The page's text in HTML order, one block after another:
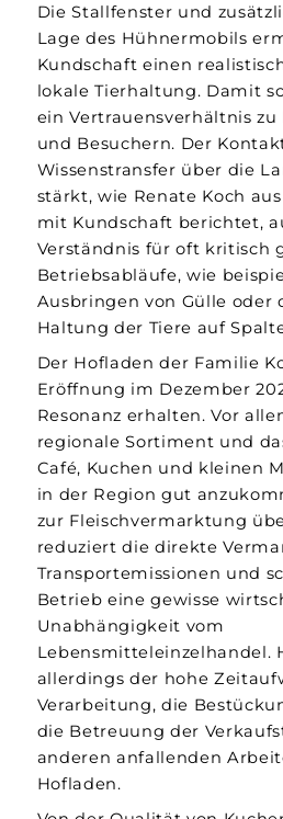
Die Stallfenster und
Lage des Hühnermobils
Kundschaft einen
lokale Tierhaltung. Damit
ein Vertrauensverhältnis zu
und Besuchern. Der
Wissenstransfer über die
stärkt, wie Renate Koch
mit Kundschaft berichtet,
Verständnis für oft kritisch
Betriebsabläufe, wie
Ausbringen von Gülle oder
Haltung der Tiere auf
Der Hofladen der Familie
Eröffnung im Dezember
Resonanz erhalten. Vor
regionale Sortiment und
Café, Kuchen und kleinen
in der Region gut
zur Fleischvermarktung
reduziert die direkte
Transportemissionen und
Betrieb eine gewisse
Unabhängigkeit vom
Lebensmitteleinzelhandel.
allerdings der hohe
Verarbeitung, die
die Betreuung der
anderen anfallenden
Hofladen.